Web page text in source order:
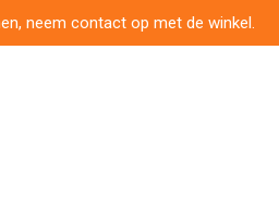
neem contact op met de winkel.